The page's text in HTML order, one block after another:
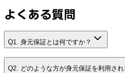
よくある質問
Q1. 身元保証とは何ですか？
Q2. どのような方が身元保証を利用され